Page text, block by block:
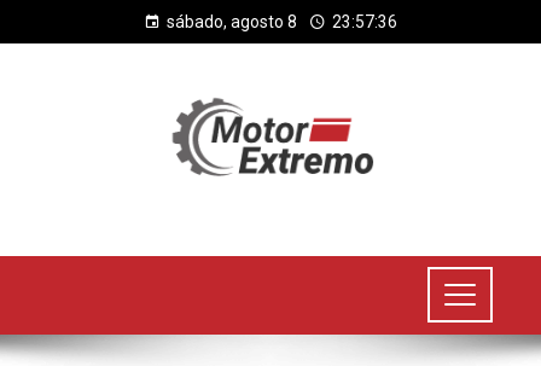
sábado, agosto 8 23:57:36